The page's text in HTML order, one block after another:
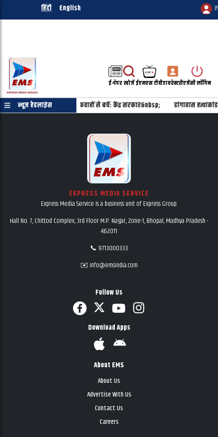
हिंदी English
ई-पेपरखोजेंईएमएस टीवीडायरेक्टरीएजेंसी लॉगिन
न्यूज़ हेडलाइंस
का कोई प्रस्ताव नहीं, अफवाहों से बचें: केंद्र सरकार&nbsp; डांगावास
EXPRESS MEDIA SERVICE
Express Media Service is a business unit of Express Group.
Hall No. 7, Chittod Complex, 3rd Floor M.P. Nagar, Zone-1, Bhopal, Madhya Pradesh -
462011
📞 9713000333
✉️ info@emsindia.com
Follow Us
Download Apps
About EMS
About Us
Advertise With Us
Contact Us
Careers